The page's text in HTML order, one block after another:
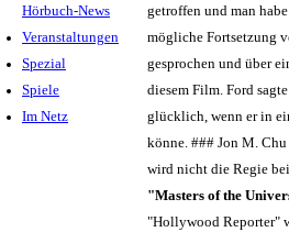
Hörbuch-News
Veranstaltungen
Spezial
Spiele
Im Netz
getroffen und man
mögliche Fortsetzung
gesprochen und über
diesem Film. Ford
glücklich, wenn er in
könne. ### Jon M.
wird nicht die Regie
"Masters of the
"Hollywood Reporter"